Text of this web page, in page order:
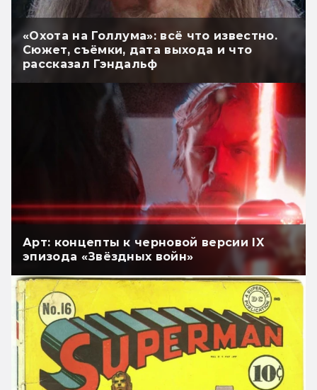
«Охота на Голлума»: всё что известно.
Сюжет, съёмки, дата выхода и что
рассказал Гэндальф
Арт: концепты к черновой версии IX
эпизода «Звёздных войн»